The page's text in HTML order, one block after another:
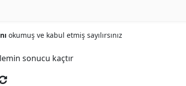
okumuş ve kabul etmiş sayılırsınız
sonucu kaçtır